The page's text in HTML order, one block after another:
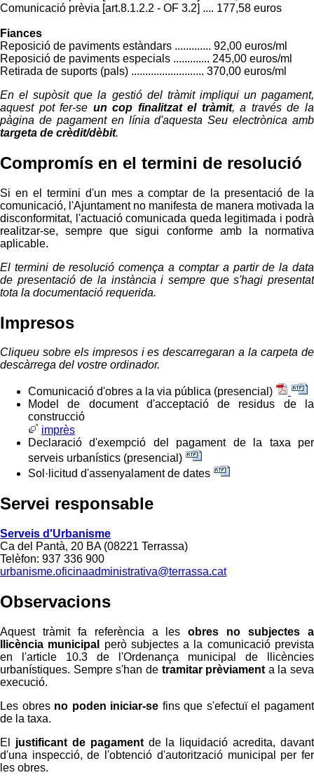
Comunicació prèvia [art.8.1.2.2 - OF 3.2] .... 177,58 euros
Fiances
Reposició de paviments estàndars ............. 92,00 euros/ml
Reposició de paviments especials ............. 245,00 euros/ml
Retirada de suports (pals) .......................... 370,00 euros/ml
En el supòsit que la gestió del tràmit impliqui un pagament,
aquest pot fer-se un cop finalitzat el tràmit, a través de la
pàgina de pagament en línia d'aquesta Seu electrònica amb
targeta de crèdit/dèbit.
Compromís en el termini de resolució
Si en el termini d'un mes a comptar de la presentació de la
comunicació, l'Ajuntament no manifesta de manera motivada la
disconformitat, l'actuació comunicada queda legitimada i podrà
realitzar-se, sempre que sigui conforme amb la normativa
aplicable.
El termini de resolució comença a comptar a partir de la data
de presentació de la instància i sempre que s'hagi presentat
tota la documentació requerida.
Impresos
Cliqueu sobre els impresos i es descarregaran a la carpeta de
descàrrega del vostre ordinador.
Comunicació d'obres a la via pública (presencial)
Model de document d'acceptació de residus de la
construcció
imprès
Declaració d'exempció del pagament de la taxa per
serveis urbanístics (presencial)
Sol·licitud d'assenyalament de dates
Servei responsable
Serveis d'Urbanisme
Ca del Pantà, 20 BA (08221 Terrassa)
Telèfon: 937 336 900
urbanisme.oficinaadministrativa@terrassa.cat
Observacions
Aquest tràmit fa referència a lesobres no subjectes a
llicència municipal
però subjectes a la comunicació prevista
en l'article 10.3 de l'Ordenança municipal de llicències
urbanístiques. Sempre s'han de tramitar prèviament a la seva
execució.
Les obres no poden iniciar-se fins que s'efectuï el pagament
de la taxa.
El justificant de pagamentde la liquidació acredita, davant
d'una inspecció, de l'obtenció d'autorització municipal per fer
les obres.